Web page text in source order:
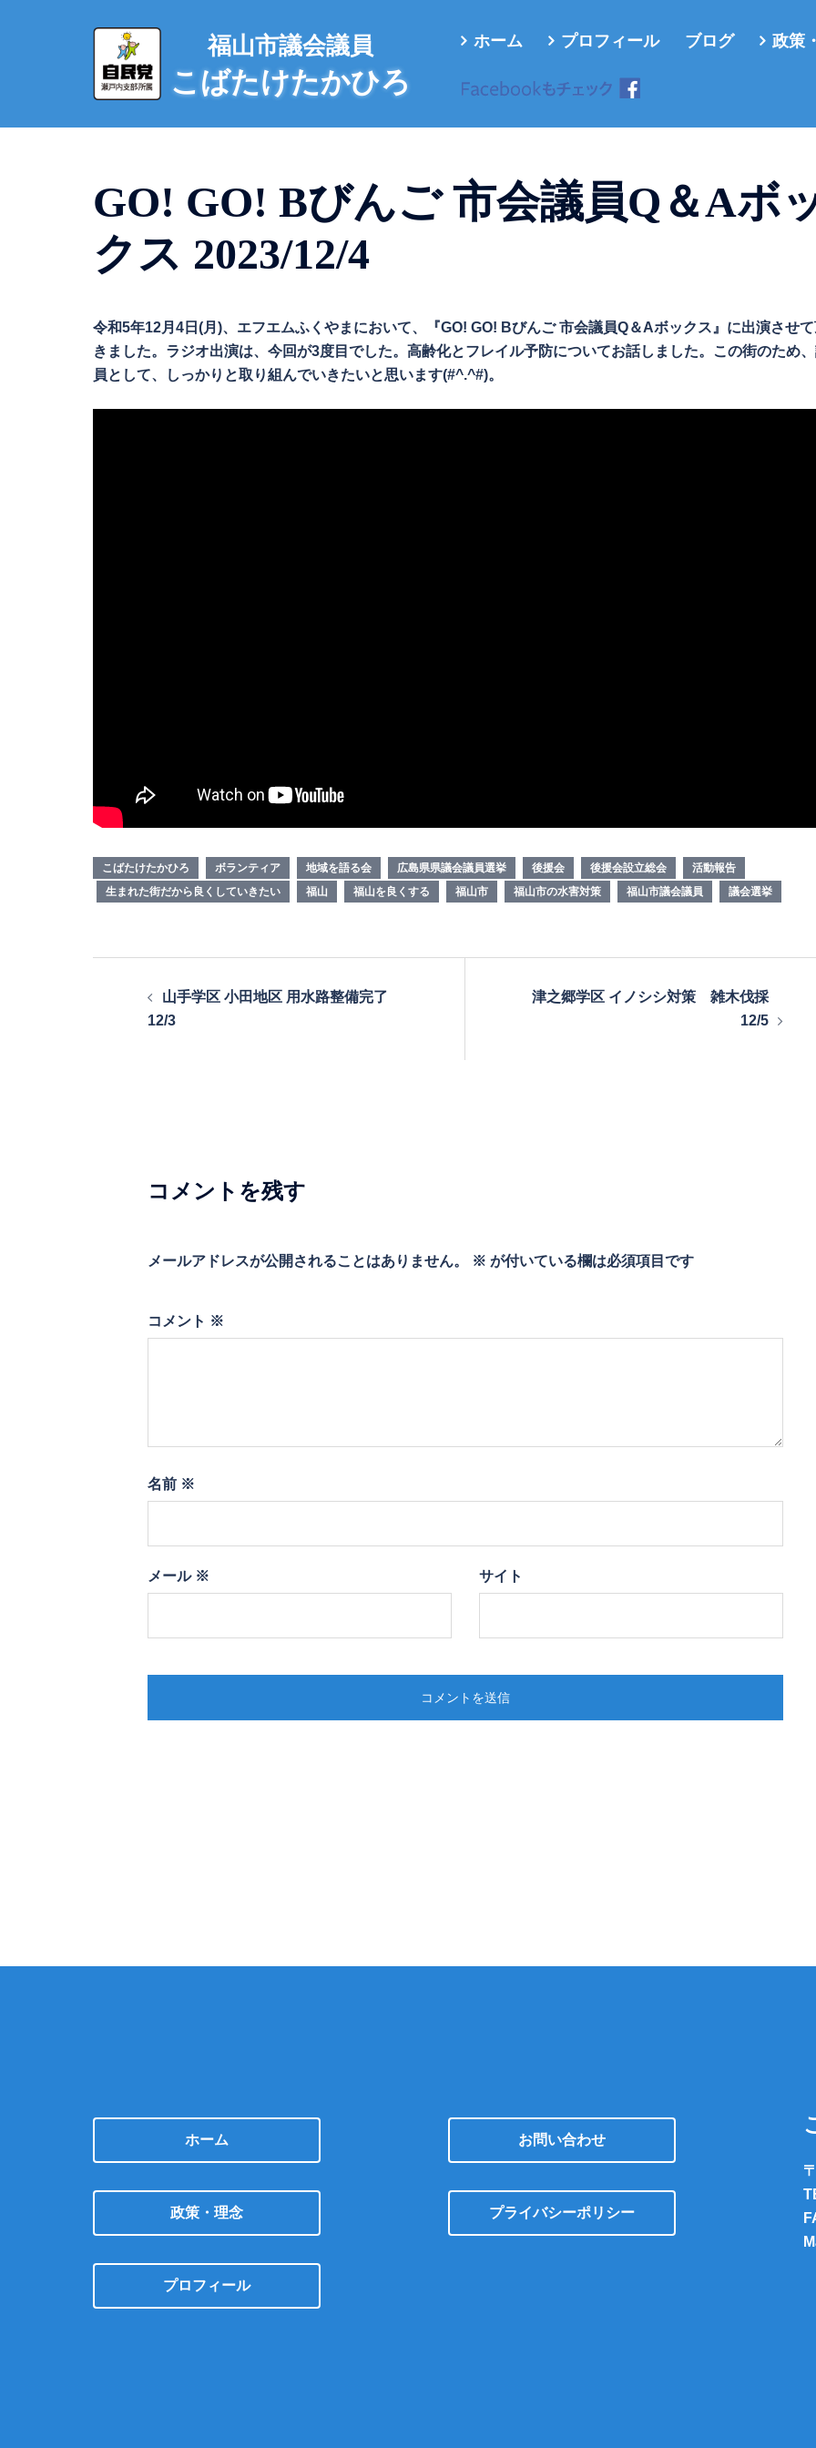
へ
福山市議会議員
こばたけたかひろ
ホーム プロフィール ブログ 政策
GO! GO! Bびんご 市会議員Q＆Aボ
クス 2023/12/4
令和5年12月4日(月)、エフエムふくやまにおいて、『GO! GO! Bびんご 市会議員Q＆Aボックス』に出演させ
きました。ラジオ出演は、今回が3度目でした。高齢化とフレイル予防についてお話しました。この街のため
員として、しっかりと取り組んでいきたいと思います(#^.^#)。
こばたけたかひろ ボランティア 地域を語る会 広島県県議会議員選挙 後援会 後援会設立総会
活動報告
生まれた街だから良くしていきたい
福山 福山を良くする 福山市 福山市の水害対策 福山市議会議員 議会選挙
山手学区 小田地区 用水路整備完了
12/3
津之郷学区 イノシシ対策 雑木伐採
12/5
コメントを残す
メールアドレスが公開されることはありません。 ※ が付いている欄は必須項目です
コメント ※
名前 ※
メール ※ サイト
ホーム
政策・理念
プロフィール
お問い合わせ
プライバシーポリシー